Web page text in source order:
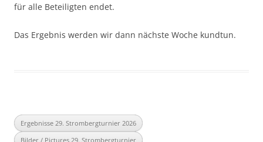
für alle Beteiligten endet.
Das Ergebnis werden wir dann nächste Woche kundtun.
Ergebnisse 29. Strombergturnier 2026
Bilder / Pictures 29. Strombergturnier